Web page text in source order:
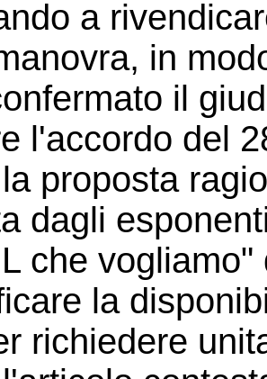
a
in
il
l'accordo del
proposta
dagli
che
la
richiedere